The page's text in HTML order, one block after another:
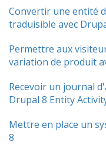
Convertir une entité
traduisible avec
Permettre aux
variation de produit
Recevoir un journal
Drupal 8 Entity
Mettre en place un
8